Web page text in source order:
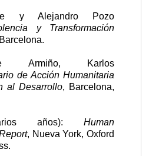
y Alejandro Pozo
y Transformación
Armiño, Karlos
de Acción Humanitaria
al Desarrollo, Barcelona,
años): Human
, Nueva York, Oxford